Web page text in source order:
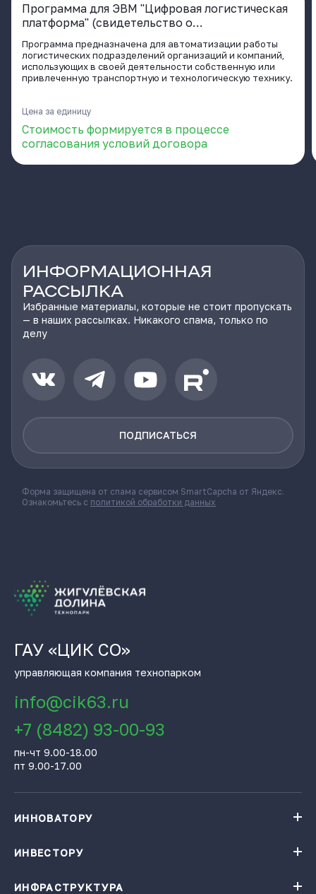
Программа для ЭВМ "Цифровая логистическая
платформа" (свидетельство о
государственной регистрации программы для
ЭВМ № 2020661929 от 02.10.2020)
Программа предназначена для автоматизации работы
логистических подразделений организаций и компаний,
использующих в своей деятельности собственную или
привлеченную транспортную и технологическую технику.
Цена за единицу
Стоимость формируется в процессе
согласования условий договора
ИНФОРМАЦИОННАЯ
РАССЫЛКА
Избранные материалы, которые не стоит пропускать
— в наших рассылках. Никакого спама, только по
делу
ПОДПИСАТЬСЯ
Форма защищена от спама сервисом SmartCapcha от Яндекс.
Ознакомьтесь с политикой обработки данных
ГАУ «ЦИК СО»
управляющая компания технопарком
info@cik63.ru
+7 (8482) 93-00-93
пн-чт 9.00-18.00
пт 9.00-17.00
ИННОВАТОРУ
База инновационных проектов
Институты поддержки
ИНВЕСТОРУ
Проекты резидентов Технопарка «Жигулевская долина»
ИНФРАСТРУКТУРА